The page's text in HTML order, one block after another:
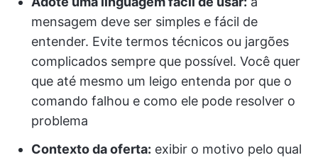
mensagem deve ser simples e fácil de
entender. Evite termos técnicos ou jargões
complicados sempre que possível. Você quer
que até mesmo um leigo entenda por que o
comando falhou e como ele pode resolver o
problema
Contexto da oferta: exibir o motivo pelo qual